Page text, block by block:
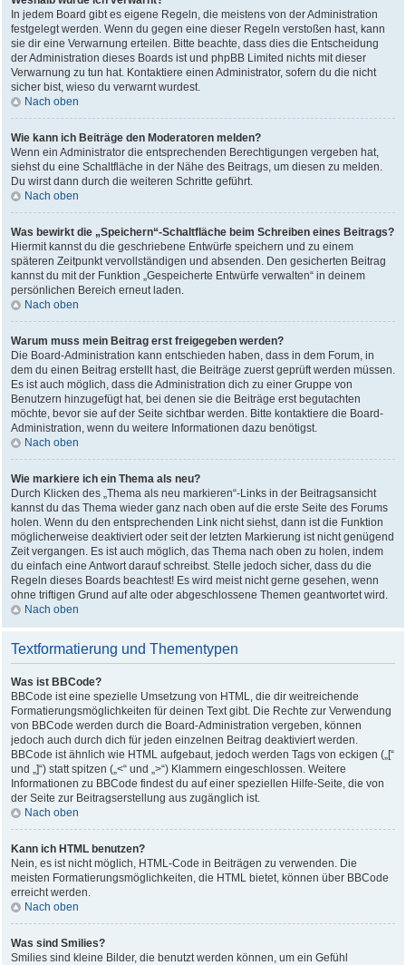
In jedem Board gibt es eigene Regeln, die meistens von der Administration
festgelegt werden. Wenn du gegen eine dieser Regeln verstoßen hast, kann
sie dir eine Verwarnung erteilen. Bitte beachte, dass dies die Entscheidung
der Administration dieses Boards ist und phpBB Limited nichts mit dieser
Verwarnung zu tun hat. Kontaktiere einen Administrator, sofern du die nicht
sicher bist, wieso du verwarnt wurdest.
Nach oben
Wie kann ich Beiträge den Moderatoren melden?
Wenn ein Administrator die entsprechenden Berechtigungen vergeben hat,
siehst du eine Schaltfläche in der Nähe des Beitrags, um diesen zu melden.
Du wirst dann durch die weiteren Schritte geführt.
Nach oben
Was bewirkt die „Speichern“-Schaltfläche beim Schreiben eines Beitrags?
Hiermit kannst du die geschriebene Entwürfe speichern und zu einem
späteren Zeitpunkt vervollständigen und absenden. Den gesicherten Beitrag
kannst du mit der Funktion „Gespeicherte Entwürfe verwalten“ in deinem
persönlichen Bereich erneut laden.
Nach oben
Warum muss mein Beitrag erst freigegeben werden?
Die Board-Administration kann entschieden haben, dass in dem Forum, in
dem du einen Beitrag erstellt hast, die Beiträge zuerst geprüft werden müssen.
Es ist auch möglich, dass die Administration dich zu einer Gruppe von
Benutzern hinzugefügt hat, bei denen sie die Beiträge erst begutachten
möchte, bevor sie auf der Seite sichtbar werden. Bitte kontaktiere die Board-
Administration, wenn du weitere Informationen dazu benötigst.
Nach oben
Wie markiere ich ein Thema als neu?
Durch Klicken des „Thema als neu markieren“-Links in der Beitragsansicht
kannst du das Thema wieder ganz nach oben auf die erste Seite des Forums
holen. Wenn du den entsprechenden Link nicht siehst, dann ist die Funktion
möglicherweise deaktiviert oder seit der letzten Markierung ist nicht genügend
Zeit vergangen. Es ist auch möglich, das Thema nach oben zu holen, indem
du einfach eine Antwort darauf schreibst. Stelle jedoch sicher, dass du die
Regeln dieses Boards beachtest! Es wird meist nicht gerne gesehen, wenn
ohne triftigen Grund auf alte oder abgeschlossene Themen geantwortet wird.
Nach oben
Textformatierung und Thementypen
Was ist BBCode?
BBCode ist eine spezielle Umsetzung von HTML, die dir weitreichende
Formatierungsmöglichkeiten für deinen Text gibt. Die Rechte zur Verwendung
von BBCode werden durch die Board-Administration vergeben, können
jedoch auch durch dich für jeden einzelnen Beitrag deaktiviert werden.
BBCode ist ähnlich wie HTML aufgebaut, jedoch werden Tags von eckigen („[“
und „]“) statt spitzen („<“ und „>“) Klammern eingeschlossen. Weitere
Informationen zu BBCode findest du auf einer speziellen Hilfe-Seite, die von
der Seite zur Beitragserstellung aus zugänglich ist.
Nach oben
Kann ich HTML benutzen?
Nein, es ist nicht möglich, HTML-Code in Beiträgen zu verwenden. Die
meisten Formatierungsmöglichkeiten, die HTML bietet, können über BBCode
erreicht werden.
Nach oben
Was sind Smilies?
Smilies sind kleine Bilder, die benutzt werden können, um ein Gefühl